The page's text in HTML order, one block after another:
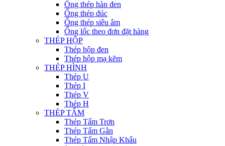
Ống thép hàn đen
Ống thép đúc
Ống thép siêu âm
Ống lốc theo đơn đặt hàng
THÉP HỘP
Thép hộp đen
Thép hộp mạ kẽm
THÉP HÌNH
Thép U
Thép I
Thép V
Thép H
THÉP TẤM
Thép Tấm Trơn
Thép Tấm Gân
Thép Tấm Nhập Khẩu